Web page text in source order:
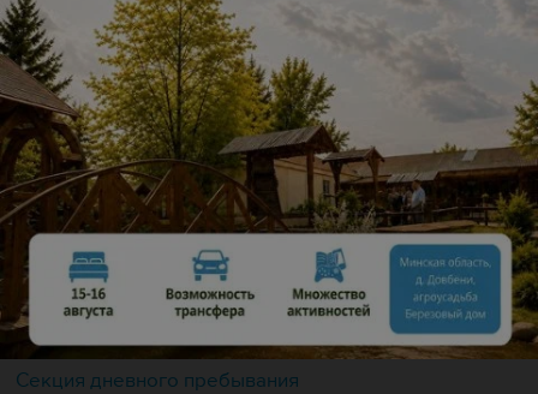
ул. Притыцкого, 27
Тренажерный зал в Ледовом
Дворце спорта
09:00
от 5.50 руб.
РЦОП по водным видам спорта
ул. Харьковская, 8
Секция дневного пребывания